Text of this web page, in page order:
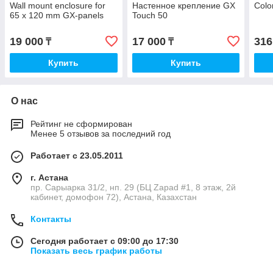
Wall mount enclosure for
65 x 120 mm GX-panels
19 000 ₸
Купить
Настенное крепление GX
Touch 50
17 000₸
Купить
О нас
Рейтинг не сформирован
Менее 5 отзывов за последний год
Работает с 23.05.2011
г. Астана
пр. Сарыарка 31/2, нп. 29 (БЦ Zapad #1, 8 этаж, 2й
кабинет, домофон 72), Астана, Казахстан
Контакты
Сегодня работает с 09:00 до 17:30
Показать весь график работы